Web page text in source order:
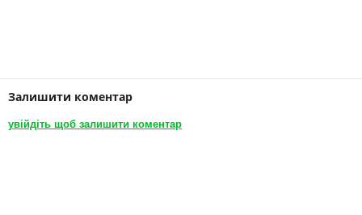
Залишити коментар
увійдіть щоб залишити коментар